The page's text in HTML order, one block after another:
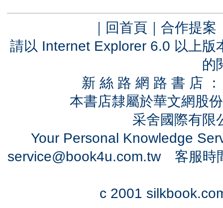
｜ 回首頁 ｜ 合作提案
請以 Internet Explorer 6.0 以上
的
新 絲 路 網 路 書 店
本書店隸屬於華文網股
采舍國際有
Your Personal Knowledge
service@book4u.com.tw客服時
c 2001